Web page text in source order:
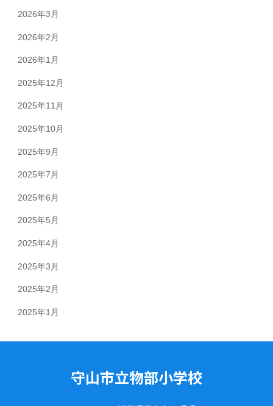
2026年3月
2026年2月
2026年1月
2025年12月
2025年11月
2025年10月
2025年9月
2025年7月
2025年6月
2025年5月
2025年4月
2025年3月
2025年2月
2025年1月
守山市立物部小学校